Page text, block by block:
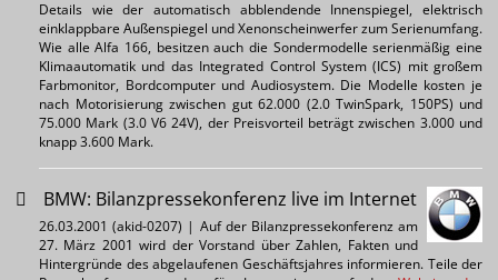
Details wie der automatisch abblendende Innenspiegel, elektrisch
einklappbare Außenspiegel und Xenonscheinwerfer zum Serienumfang.
Wie alle Alfa 166, besitzen auch die Sondermodelle serienmäßig eine
Klimaautomatik und das Integrated Control System (ICS) mit großem
Farbmonitor, Bordcomputer und Audiosystem. Die Modelle kosten je
nach Motorisierung zwischen gut 62.000 (2.0 TwinSpark, 150PS) und
75.000 Mark (3.0 V6 24V), der Preisvorteil beträgt zwischen 3.000 und
knapp 3.600 Mark.
BMW: Bilanzpressekonferenz live im Internet
26.03.2001 (akid-0207) | Auf der Bilanzpressekonferenz am
27. März 2001 wird der Vorstand über Zahlen, Fakten und
Hintergründe des abgelaufenen Geschäftsjahres informieren. Teile der